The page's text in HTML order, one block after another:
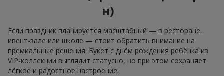
н)
Если праздник планируется масштабный — в ресторане,
ивент-зале или школе — стоит обратить внимание на
премиальные решения. Букет с днём рождения ребёнка из
VIP-коллекции выглядит статусно, но при этом сохраняет
лёгкое и радостное настроение.